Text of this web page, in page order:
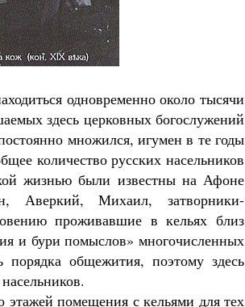
одновременно около тысячи
здесь церковных богослужений
множился, игумен в те годы
количество русских насельников
жизнью были известны на Афоне
Аверкий, Михаил, затворники-
проживавшие в кельях близ
и бури помыслов» многочисленных
общежития, поэтому здесь
этажей помещения с кельями для тех